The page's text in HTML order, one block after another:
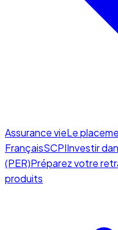
Assurance vieLe
FrançaisSCPIInvestir
(PER)Préparez votre
produits